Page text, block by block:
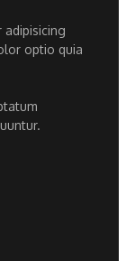
optio quia